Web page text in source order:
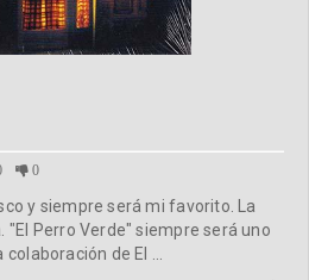
0
y siempre será mi favorito. La
Perro Verde" siempre será uno
de El ...